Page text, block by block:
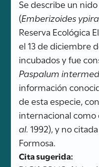
Se describe un
(Emberizoides
Reserva Ecológica
el 13 de diciembre
incubados y fue
Paspalum
información
de esta especie,
internacional como
al.1992), y no
Formosa.
Cita sugerida: